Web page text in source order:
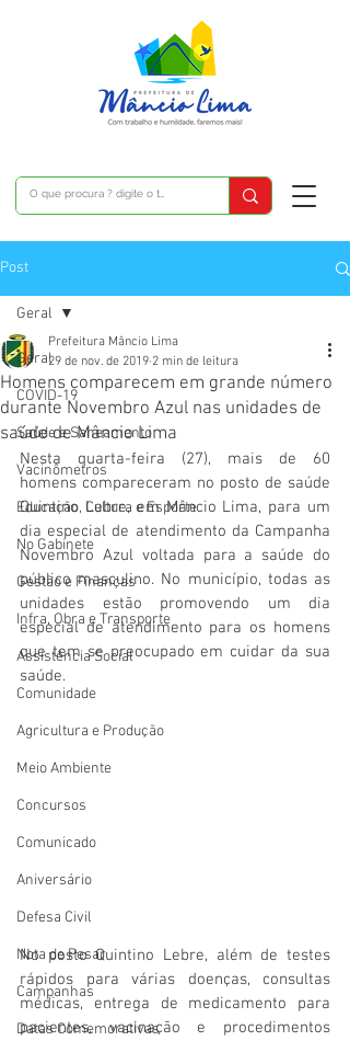
Post
Geral
COVID-19
Saúde e Saneamento
Vacinômetros
Educação, Cultura e Esporte
No Gabinete
Gestão e Finanças
Infra, Obra e Transporte
Assistência Social
Comunidade
Agricultura e Produção
Meio Ambiente
Concursos
Comunicado
Aniversário
Defesa Civil
Nota de Pesar
Campanhas
Datas Comemorativas
Geral
Homens comparecem em grande número
durante Novembro Azul nas unidades de
saúde de Mâncio Lima
Prefeitura Mâncio Lima
29 de nov. de 2019 2 min de leitura
Nesta quarta-feira (27), mais de 60
homens compareceram no posto de saúde
Quintino Lebre, em Mâncio Lima, para um
dia especial de atendimento da Campanha
Novembro Azul voltada para a saúde do
público masculino. No município, todas as
unidades estão promovendo um dia
especial de atendimento para os homens
que tem se preocupado em cuidar da sua
saúde.
No posto Quintino Lebre, além de testes
rápidos para várias doenças, consultas
médicas, entrega de medicamento para
pacientes, vacinação e procedimentos